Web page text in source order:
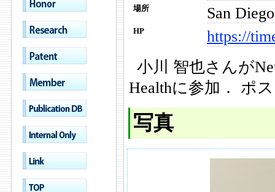
場所 San
HP
https://
小川 智也さんが
Healthに参加． ポ
写真